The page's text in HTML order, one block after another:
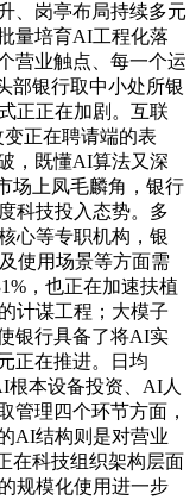
、岗亭布局持续多元
量培育AI工程化落
营业触点、每一个运
部银行取中小处所银
正正在加剧。互联
正在聘请端的表
，既懂AI算法又深
场上凤毛麟角，银行
科技投入态势。多
心等专职机构，银
使用场景等方面需
，也正在加速扶植
计谋工程；大模子
银行具备了将AI实
正在推进。日均
根本设备投资、AI人
管理四个环节方面，
AI结构则是对营业
在科技组织架构层面
规模化使用进一步